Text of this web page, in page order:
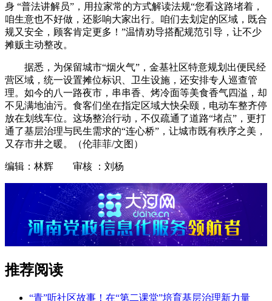
身 “普法讲解员”，用拉家常的方式解读法规“您看这路堵着，
咱生意也不好做，还影响大家出行。咱们去划定的区域，既合
规又安全，顾客肯定更多！”温情劝导搭配规范引导，让不少
摊贩主动整改。
据悉，为保留城市“烟火气”，金基社区特意规划出便民经
营区域，统一设置摊位标识、卫生设施，还安排专人巡查管
理。如今的八一路夜市，串串香、烤冷面等美食香气四溢，却
不见满地油污。食客们坐在指定区域大快朵颐，电动车整齐停
放在划线车位。这场整治行动，不仅疏通了道路“堵点”，更打
通了基层治理与民生需求的“连心桥”，让城市既有秩序之美，
又存市井之暖。（伦菲菲/文图）
编辑：林辉 审核 ：刘杨
推荐阅读
“青”听社区故事！在“第二课堂”培育基层治理新力量